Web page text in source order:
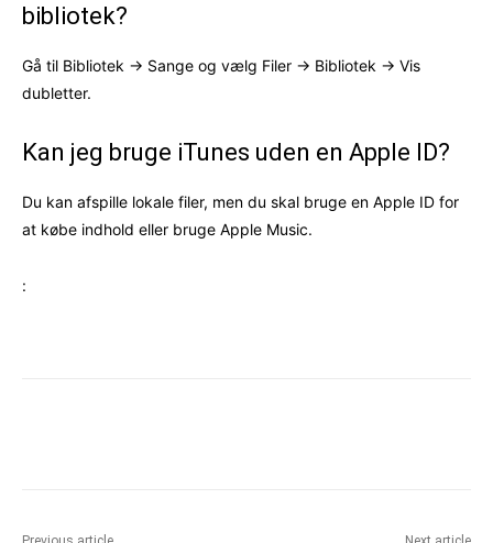
bibliotek?
Gå til Bibliotek -> Sange og vælg Filer -> Bibliotek -> Vis
dubletter.
Kan jeg bruge iTunes uden en Apple ID?
Du kan afspille lokale filer, men du skal bruge en Apple ID for
at købe indhold eller bruge Apple Music.
: